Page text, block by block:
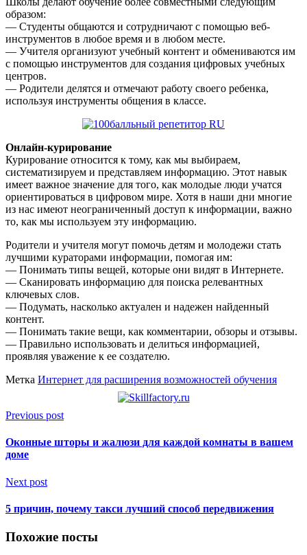
образом:
— Студенты общаются и сотрудничают с помощью веб-
инструментов в любое время и в любом месте.
— Учителя организуют учебный контент и обмениваются им
с помощью инструментов для создания цифровых учебных
центров.
— Родители делятся и отмечают работу своего ребенка,
используя инструменты общения в классе.
Онлайн-курирование
Курирование относится к тому, как мы выбираем,
систематизируем и представляем информацию. Этот навык
имеет важное значение для того, как молодые люди учатся
ориентироваться в цифровом мире. Хотя в наши дни многие
из нас имеют неограниченный доступ к информации, важно
то, как мы используем эту информацию.
Родители и учителя могут помочь детям и молодежи стать
лучшими кураторами информации, помогая им:
— Понимать типы вещей, которые они видят в Интернете.
— Сканировать информацию для поиска релевантных
ключевых слов.
— Подумать, насколько актуален и надежен найденный
контент.
— Понимать такие вещи, как комментарии, обзоры и отзывы.
— Правильно использовать и делиться информацией,
проявляя уважение к ее создателю.
Метка Интернет для расширения возможностей обучения
Previous post
Оконные шторы и жалюзи для каждой комнаты в вашем
доме
Next post
5 причин, почему такси лучший способ передвижения
Похожие посты